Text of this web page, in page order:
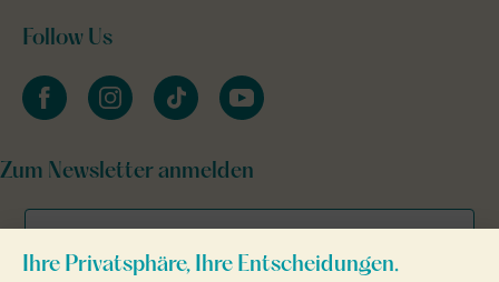
Follow Us
facebookinstagramtiktok youtube
Zum Newsletter anmelden